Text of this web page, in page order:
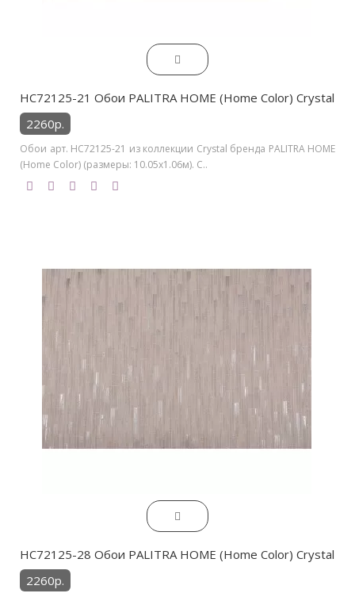
HC72125-21 Обои PALITRA HOME (Home Color) Crystal
2260р.
Обои арт. HC72125-21 из коллекции Crystal бренда PALITRA HOME
(Home Color) (размеры: 10.05х1.06м). С..
HC72125-28 Обои PALITRA HOME (Home Color) Crystal
2260р.